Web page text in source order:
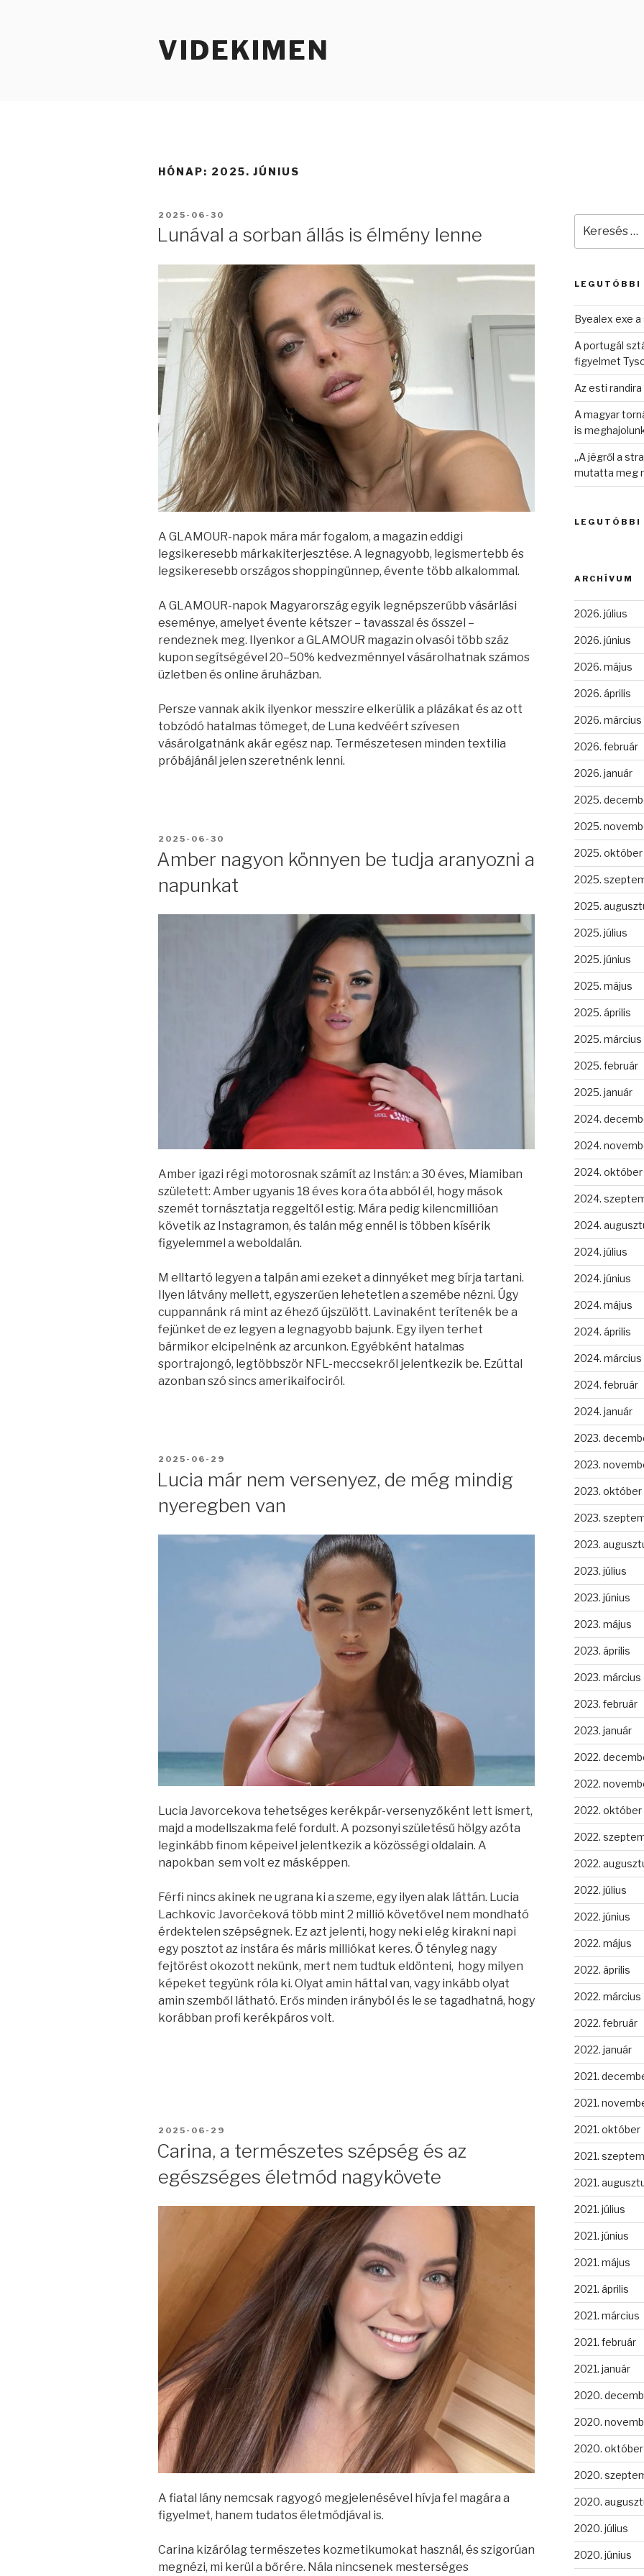
VIDEKIMEN
HÓNAP: 2025. JÚNIUS
BEKÜLDVE:
2025-06-30
Lunával a sorban állás is élmény lenne
A GLAMOUR-napok mára már fogalom, a magazin eddigi
legsikeresebb márkakiterjesztése. A legnagyobb, legismertebb és
legsikeresebb országos shoppingünnep, évente több alkalommal.
A GLAMOUR-napok Magyarország egyik legnépszerűbb vásárlási
eseménye, amelyet évente kétszer – tavasszal és ősszel –
rendeznek meg. Ilyenkor a GLAMOUR magazin olvasói több száz
kupon segítségével 20–50% kedvezménnyel vásárolhatnak számos
üzletben és online áruházban.
Persze vannak akik ilyenkor messzire elkerülik a plázákat és az ott
tobzódó hatalmas tömeget, de Luna kedvéért szívesen
vásárolgatnánk akár egész nap. ​Természetesen minden textilia
próbájánál jelen szeretnénk lenni.
BEKÜLDVE:
2025-06-30
Amber nagyon könnyen be tudja aranyozni a
napunkat
Amber igazi régi motorosnak számít az Instán: a 30 éves, Miamiban
született: Amber ugyanis 18 éves kora óta abból él, hogy mások
szemét tornásztatja reggeltől estig. Mára pedig kilencmillióan
követik az Instagramon, és talán még ennél is többen kísérik
figyelemmel a weboldalán.
M elltartó legyen a talpán ami ezeket a dinnyéket meg bírja tartani.
Ilyen látvány mellett, egyszerűen lehetetlen a szemébe nézni. Úgy
cuppannánk rá mint az éhező újszülött. Lavinaként terítenék be a
fejünket de ez legyen a legnagyobb bajunk. Egy ilyen terhet
bármikor elcipelnénk az arcunkon. Egyébként hatalmas
sportrajongó, legtöbbször NFL-meccsekről jelentkezik be. Ezúttal
azonban szó sincs amerikaifociról.
BEKÜLDVE:
2025-06-29
Lucia már nem versenyez, de még mindig
nyeregben van
Lucia Javorcekova tehetséges kerékpár-versenyzőként lett ismert,
majd a modellszakma felé fordult. A pozsonyi születésű hölgy azóta
leginkább finom képeivel jelentkezik a közösségi oldalain. A
napokban sem volt ez másképpen.
Férfi nincs akinek ne ugrana ki a szeme, egy ilyen alak láttán. Lucia
Lachkovic Javorčeková több mint 2 millió követővel nem mondható
érdektelen szépségnek. Ez azt jelenti, hogy neki elég kirakni napi
egy posztot az instára és máris milliókat keres. Ő tényleg nagy
fejtörést okozott nekünk, mert nem tudtuk eldönteni, hogy milyen
képeket tegyünk róla ki. Olyat amin háttal van, vagy inkább olyat
amin szemből látható. Erős minden irányból és le se tagadhatná, hogy
korábban profi kerékpáros volt.
BEKÜLDVE:
2025-06-29
Carina, a természetes szépség és az
egészséges életmód nagykövete
A fiatal lány nemcsak ragyogó megjelenésével hívja fel magára a
figyelmet, hanem tudatos életmódjával is.
Carina kizárólag természetes kozmetikumokat használ, és szigorúan
megnézi, mi kerül a bőrére. Nála nincsenek mesterséges
következő
LEGUTÓBBI
Byealex exe
A portugál
figyelmet
Az esti
A magyar
is
„A jégről a
mutatta meg
LEGUTÓBBI
ARCHÍVUM
2026. július
2026. június
2026. május
2026. április
2026. március
2026. február
2026. január
2025.
2025.
2025. október
2025.
2025.
2025. július
2025. június
2025. május
2025. április
2025. március
2025. február
2025. január
2024.
2024.
2024. október
2024.
2024.
2024. július
2024. június
2024. május
2024. április
2024. március
2024. február
2024. január
2023.
2023.
2023. október
2023.
2023.
2023. július
2023. június
2023. május
2023. április
2023. március
2023. február
2023. január
2022.
2022.
2022. október
2022.
2022.
2022. július
2022. június
2022. május
2022. április
2022. március
2022. február
2022. január
2021.
2021.
2021. október
2021.
2021.
2021. július
2021. június
2021. május
2021. április
2021. március
2021. február
2021. január
2020.
2020.
2020. október
2020.
2020.
2020. július
2020. június